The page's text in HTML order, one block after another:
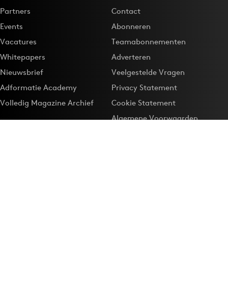
Partners
Events
Vacatures
Whitepapers
Nieuwsbrief
Adformatie Academy
Volledig Magazine Archief
Contact
Abonneren
Teamabonnementen
Adverteren
Veelgestelde Vragen
Privacy Statement
Cookie Statement
Algemene Voorwaarden